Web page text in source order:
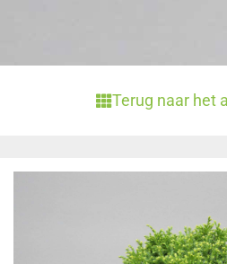
Terug naar het